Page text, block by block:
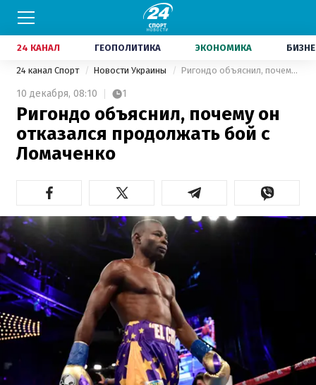
24 КАНАЛ ГЕОПОЛИТИКА ЭКОНОМИКА
24 канал Спорт Новости Украины Ригондо объяснил, почему он отказался продолжать бой с Ломаченко
10 декабря, 08:10 1
Ригондо объяснил, почему он
отказался продолжать бой с
Ломаченко